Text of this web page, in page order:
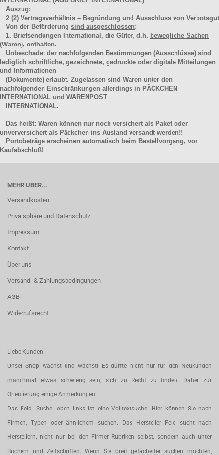
Auszug:
2 (2) Vertragsverhältnis – Begründung und Ausschluss von Verbotsgut
Von der Beförderung sind ausgeschlossen:
1. Briefsendungen International, die Güter, d.h. bewegliche Sachen
(Waren), enthalten.
Unbeschadet der nachfolgenden Bestimmungen (Ausschlüsse) sind
lediglich schriftliche, gezeichnete, gedruckte oder digitale Mitteilungen
und Informationen
(Dokumente) erlaubt. Zugelassen sind Waren unter den
nachfolgenden Einschränkungen allerdings in PÄCKCHEN
INTERNATIONAL und WARENPOST
INTERNATIONAL.
Das heißt: Waren können nur noch versichert als Paket oder
unverversichert als Päckchen ins Ausland versandt werden!!
Portobeträge erscheinen automatisch beim Bestellvorgang, vor
Kaufabschluß!
MEHR ÜBER...
Versandkosten
Privatsphäre und Datenschutz
Impressum
Kontakt
Über uns
Versand- & Zahlungsbedingungen
AGB
Widerrufsrecht
Liebe Kunden!
Unser Shop wächst und wächst! Es dürfte nicht nur für den Neukunden
manchmal etwas schwierig sein, sich zu Recht zu finden. Daher zur
Orientierung einige Anmerkungen:
Das Feld -Suche- oben links ist eine Volltextsuche. Hier können Sie nach
Firmen, Typen oder ähnlichem suchen. Das Hersteller Feld sucht nach
Herstellern, nicht nur bei den Firmen-Rubriken selbst, sondern auch unter
Büchern und Zeitschriften. Wenn Sie breit gefächerter suchen möchten,